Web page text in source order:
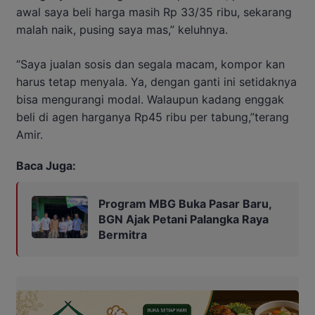
awal saya beli harga masih Rp 33/35 ribu, sekarang
malah naik, pusing saya mas,” keluhnya.
“Saya jualan sosis dan segala macam, kompor kan
harus tetap menyala. Ya, dengan ganti ini setidaknya
bisa mengurangi modal. Walaupun kadang enggak
beli di agen harganya Rp45 ribu per tabung,”terang
Amir.
Baca Juga:
Program MBG Buka Pasar Baru,
BGN Ajak Petani Palangka Raya
Bermitra